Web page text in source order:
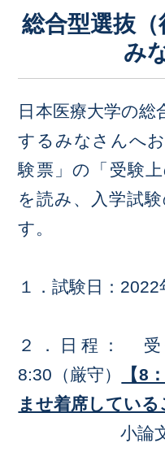
総合型選抜
み
日本医療大学の総
するみなさんへ
験票」の「受験
を読み、入学試
す。
１．試験日：
２．日程：
8:30（厳守）
【8
ませ着席している
小論文